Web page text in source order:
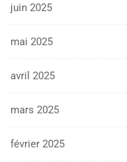
juin 2025
mai 2025
avril 2025
mars 2025
février 2025